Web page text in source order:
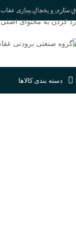
رد کردن به ناوبری
رد کردن به محتوای اصلی
سازی و یخچال سازی عقاب
دسته بندی کالاها